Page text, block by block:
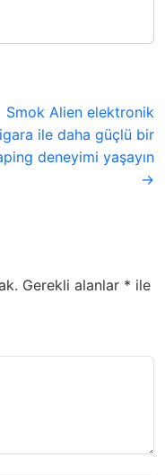
Smok Alien elektronik
ile daha güçlü bir
deneyimi yaşayın
→
Gerekli alanlar * ile